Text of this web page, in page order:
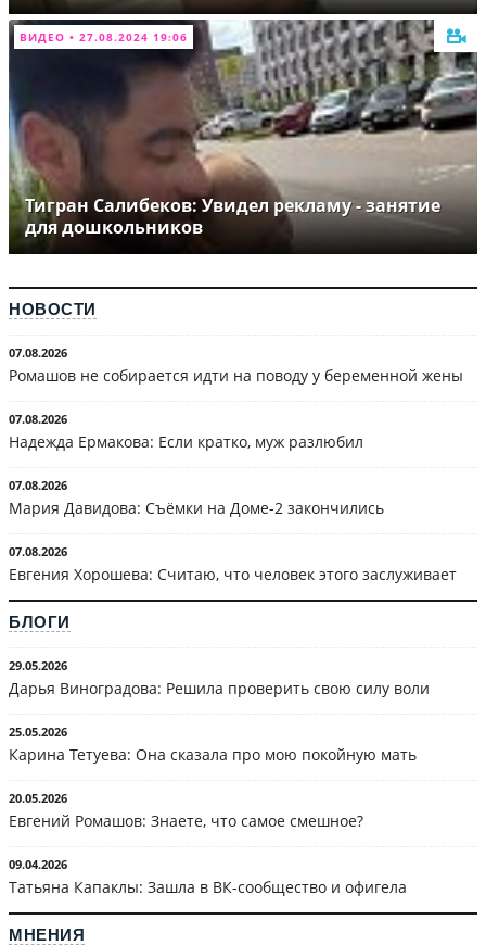
ВИДЕО • 27.08.2024 19:06
Тигран Салибеков: Увидел рекламу - занятие
для дошкольников
НОВОСТИ
07.08.2026
Ромашов не собирается идти на поводу у беременной жены
07.08.2026
Надежда Ермакова: Если кратко, муж разлюбил
07.08.2026
Мария Давидова: Съёмки на Доме-2 закончились
07.08.2026
Евгения Хорошева: Считаю, что человек этого заслуживает
БЛОГИ
29.05.2026
Дарья Виноградова: Решила проверить свою силу воли
25.05.2026
Карина Тетуева: Она сказала про мою покойную мать
20.05.2026
Евгений Ромашов: Знаете, что самое смешное?
09.04.2026
Татьяна Капаклы: Зашла в ВК-сообщество и офигела
МНЕНИЯ